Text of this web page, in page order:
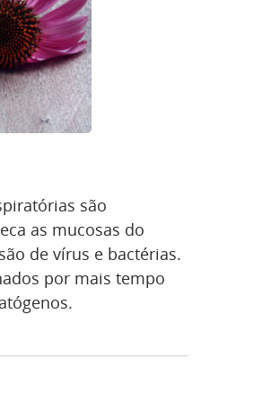
são
as mucosas do
de vírus e bactérias.
por mais tempo